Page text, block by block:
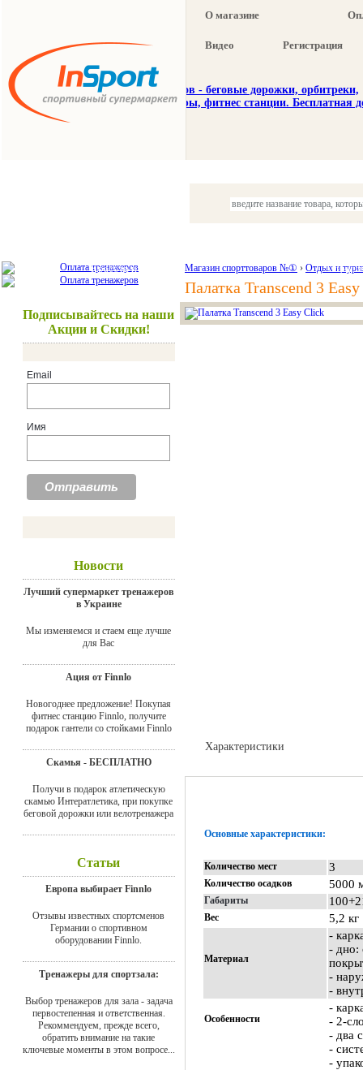
О магазине
Видео Регистрация
Красота и здоровье Акции и
Подписывайтесь на наши
Акции и Скидки!
Email
Имя
Новости
Лучший супермаркет тренажеров
в Украине
Мы изменяемся и стаем еще лучше
для Вас
Ация от Finnlo
Новогоднее предложение! Покупая
фитнес станцию Finnlo, получите
подарок гантели со стойками Finnlo
Скамья - БЕСПЛАТНО
Получи в подарок атлетическую
скамью Интератлетика, при покупке
беговой дорожки или велотренажера
Статьи
Европа выбирает Finnlo
Отзывы известных спортсменов
Германии о спортивном
оборудовании Finnlo.
Тренажеры для спортзала:
Выбор тренажеров для зала - задача
первостепенная и ответственная.
Рекоммендуем, прежде всего,
обратить внимание на такие
ключевые моменты в этом вопросе...
Магазин спорттоваров №① › Отдых и
Палатка Transcend 3
Характеристики
Основные характеристики:
Количество мест 3
Количество осадков 5000
Габариты
Вес 5,2 кг
Материал
-
- дно:
-
-
Особенности
-
- 2-
- два
-
-